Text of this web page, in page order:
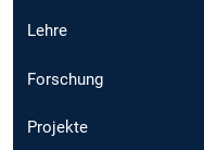
Lehre
Forschung
Projekte